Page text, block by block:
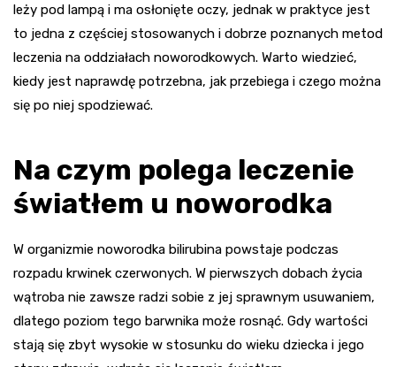
leży pod lampą i ma osłonięte oczy, jednak w praktyce jest
to jedna z częściej stosowanych i dobrze poznanych metod
leczenia na oddziałach noworodkowych. Warto wiedzieć,
kiedy jest naprawdę potrzebna, jak przebiega i czego można
się po niej spodziewać.
Na czym polega leczenie
światłem u noworodka
W organizmie noworodka bilirubina powstaje podczas
rozpadu krwinek czerwonych. W pierwszych dobach życia
wątroba nie zawsze radzi sobie z jej sprawnym usuwaniem,
dlatego poziom tego barwnika może rosnąć. Gdy wartości
stają się zbyt wysokie w stosunku do wieku dziecka i jego